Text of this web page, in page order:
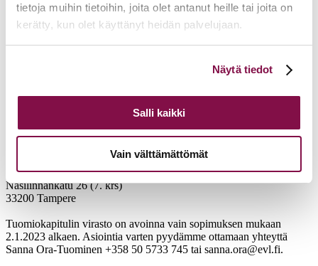
tietoja muihin tietoihin, joita olet antanut heille tai joita on
kerätty, kun olet käyttänyt heidän palvelujaan.
linkistä.
Näytä tiedot
Salli kaikki
Vain välttämättömät
Tampereen hiippakunnan tuomiokapituli
Näsilinnankatu 26 (7. krs)
33200 Tampere
Tuomiokapitulin virasto on avoinna vain sopimuksen mukaan
2.1.2023 alkaen. Asiointia varten pyydämme ottamaan yhteyttä
Sanna Ora-Tuominen +358 50 5733 745 tai sanna.ora@evl.fi.